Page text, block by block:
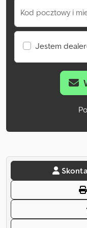
Kod pocztowy i
Jestem